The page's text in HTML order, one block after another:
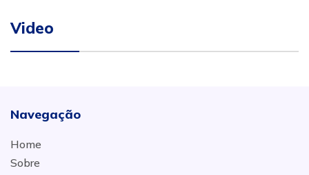
Video
Navegação
Home
Sobre